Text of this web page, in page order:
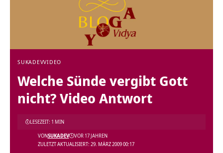
SUKADEVVIDEO
Welche Sünde vergibt Gott
nicht? Video Antwort
ZULETZT AKTUALISIERT: 29. MÄRZ 2009 00:17
VONSUKADEV VOR 17 JAHREN
LESEZEIT: 1 MIN